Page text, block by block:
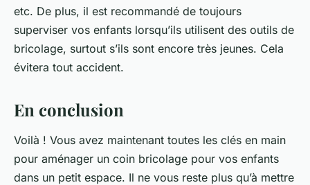
etc. De plus, il est recommandé de toujours
superviser vos enfants lorsqu’ils utilisent des outils de
bricolage, surtout s’ils sont encore très jeunes. Cela
évitera tout accident.
En conclusion
Voilà ! Vous avez maintenant toutes les clés en main
pour aménager un coin bricolage pour vos enfants
dans un petit espace. Il ne vous reste plus qu’à mettre